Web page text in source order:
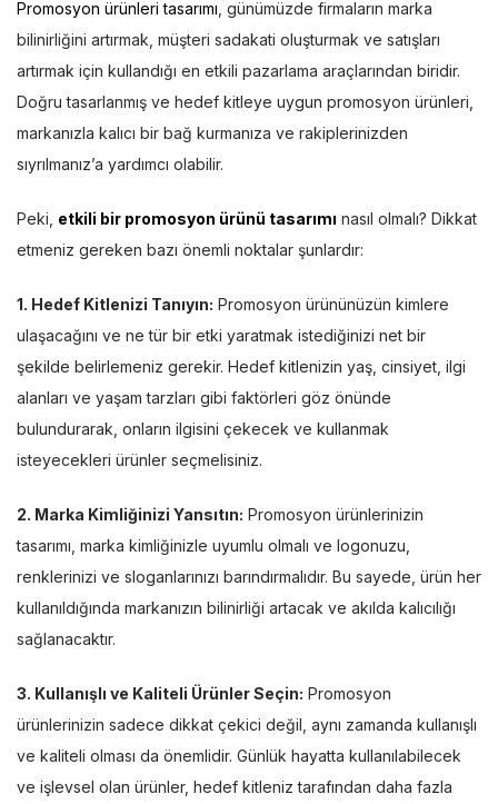
Promosyon ürünleri tasarımı , günümüzde firmaların marka
bilinirliğini artırmak, müşteri sadakati oluşturmak ve satışları
artırmak için kullandığı en etkili pazarlama araçlarından biridir.
Doğru tasarlanmış ve hedef kitleye uygun promosyon ürünleri,
markanızla kalıcı bir bağ kurmanıza ve rakiplerinizden
sıyrılmanız’a yardımcı olabilir.
Peki, etkili bir promosyon ürünü tasarımı nasıl olmalı? Dikkat
etmeniz gereken bazı önemli noktalar şunlardır:
1. Hedef Kitlenizi Tanıyın: Promosyon ürününüzün kimlere
ulaşacağını ve ne tür bir etki yaratmak istediğinizi net bir
şekilde belirlemeniz gerekir. Hedef kitlenizin yaş, cinsiyet, ilgi
alanları ve yaşam tarzları gibi faktörleri göz önünde
bulundurarak, onların ilgisini çekecek ve kullanmak
isteyecekleri ürünler seçmelisiniz.
2. Marka Kimliğinizi Yansıtın: Promosyon ürünlerinizin
tasarımı, marka kimliğinizle uyumlu olmalı ve logonuzu,
renklerinizi ve sloganlarınızı barındırmalıdır. Bu sayede, ürün her
kullanıldığında markanızın bilinirliği artacak ve akılda kalıcılığı
sağlanacaktır.
3. Kullanışlı ve Kaliteli Ürünler Seçin: Promosyon
ürünlerinizin sadece dikkat çekici değil, aynı zamanda kullanışlı
ve kaliteli olması da önemlidir. Günlük hayatta kullanılabilecek
ve işlevsel olan ürünler, hedef kitleniz tarafından daha fazla